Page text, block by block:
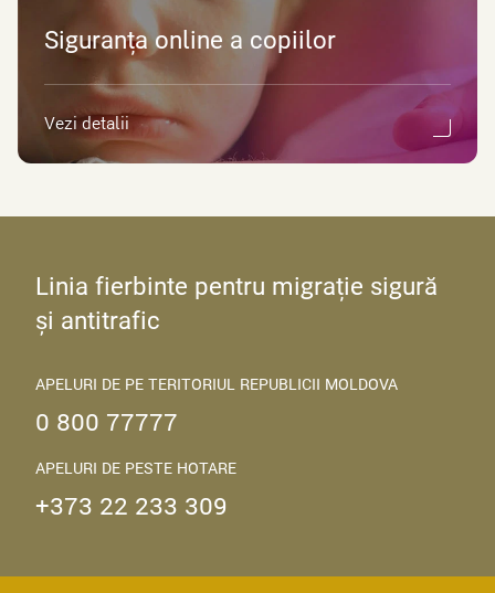
Siguranța online a copiilor
Vezi detalii
Linia fierbinte pentru migrație sigură
și antitrafic
APELURI DE PE TERITORIUL REPUBLICII MOLDOVA
0 800 77777
APELURI DE PESTE HOTARE
+373 22 233 309